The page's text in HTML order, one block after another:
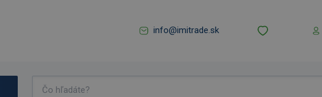
info@imitrade.sk